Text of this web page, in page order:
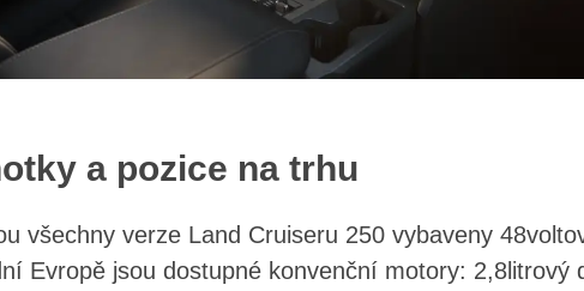
a pozice na trhu
všechny verze Land Cruiseru 250 vybaveny
Evropě jsou dostupné konvenční motory: 2,8litrový